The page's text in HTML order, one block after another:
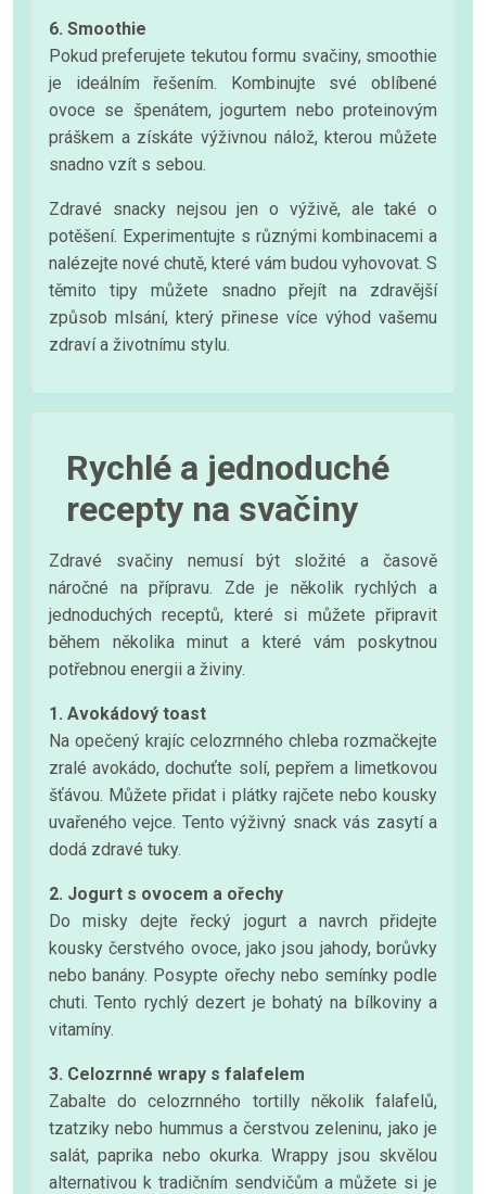
6. Smoothie
Pokud preferujete tekutou formu svačiny, smoothie
je ideálním řešením. Kombinujte své oblíbené
ovoce se špenátem, jogurtem nebo proteinovým
práškem a získáte výživnou nálož, kterou můžete
snadno vzít s sebou.
Zdravé snacky nejsou jen o výživě, ale také o
potěšení. Experimentujte s různými kombinacemi a
nalézejte nové chutě, které vám budou vyhovovat. S
těmito tipy můžete snadno přejít na zdravější
způsob mlsání, který přinese více výhod vašemu
zdraví a životnímu stylu.
Rychlé a jednoduché
recepty na svačiny
Zdravé svačiny nemusí být složité a časově
náročné na přípravu. Zde je několik rychlých a
jednoduchých receptů, které si můžete připravit
během několika minut a které vám poskytnou
potřebnou energii a živiny.
1. Avokádový toast
Na opečený krajíc celozrnného chleba rozmačkejte
zralé avokádo, dochuťte solí, pepřem a limetkovou
šťávou. Můžete přidat i plátky rajčete nebo kousky
uvařeného vejce. Tento výživný snack vás zasytí a
dodá zdravé tuky.
2. Jogurt s ovocem a ořechy
Do misky dejte řecký jogurt a navrch přidejte
kousky čerstvého ovoce, jako jsou jahody, borůvky
nebo banány. Posypte ořechy nebo semínky podle
chuti. Tento rychlý dezert je bohatý na bílkoviny a
vitamíny.
3. Celozrnné wrapy s falafelem
Zabalte do celozrnného tortilly několik falafelů,
tzatziky nebo hummus a čerstvou zeleninu, jako je
salát, paprika nebo okurka. Wrappy jsou skvělou
alternativou k tradičním sendvičům a můžete si je